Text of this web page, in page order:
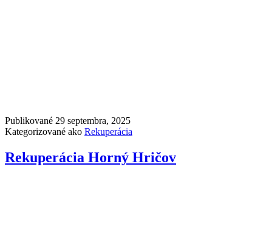
Publikované 29 septembra, 2025
Kategorizované ako Rekuperácia
Rekuperácia Horný Hričov